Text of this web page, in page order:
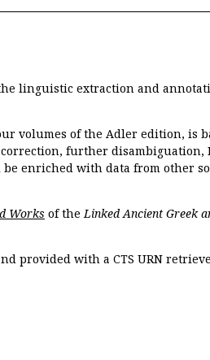
linguistic extraction and
volumes of the Adler edition, is
further disambiguation,
enriched with data from other
Works of theLinked Ancient Greek
provided with a CTS URN